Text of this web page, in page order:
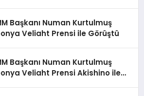
Başkanı Numan Kurtulmuş
Veliaht Prensi ile Görüştü
Başkanı Numan Kurtulmuş
Veliaht Prensi Akishino ile